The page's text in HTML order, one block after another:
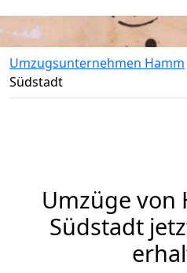
Umzugsunternehmen Hamm
Südstadt
Umzüge von
Südstadt